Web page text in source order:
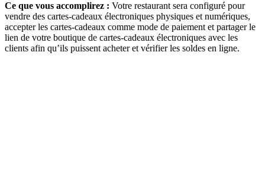
Ce que vous accomplirez : Votre restaurant sera configuré pour
vendre des cartes-cadeaux électroniques physiques et numériques,
accepter les cartes-cadeaux comme mode de paiement et partager le
lien de votre boutique de cartes-cadeaux électroniques avec les
clients afin qu’ils puissent acheter et vérifier les soldes en ligne.